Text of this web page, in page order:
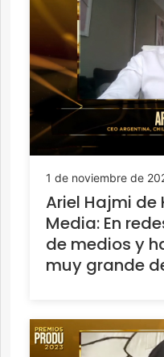
1 de noviembre de
Ariel Hajmi de
Media: En
de medios y
muy grande